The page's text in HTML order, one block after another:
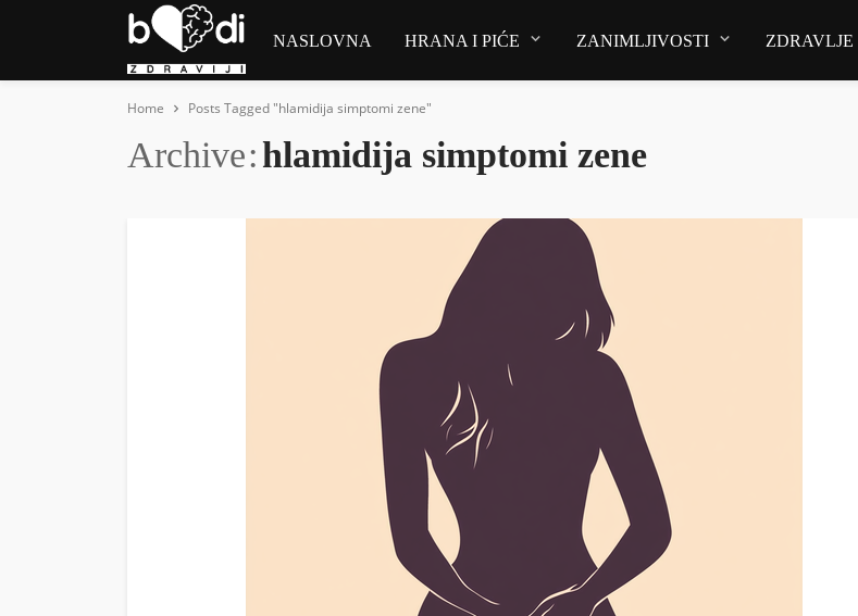
NASLOVNA HRANA I PIĆE ZANIMLJIVOSTI ZDRAVLJE
Home Posts Tagged "hlamidija simptomi zene"
Archive hlamidija simptomi zene